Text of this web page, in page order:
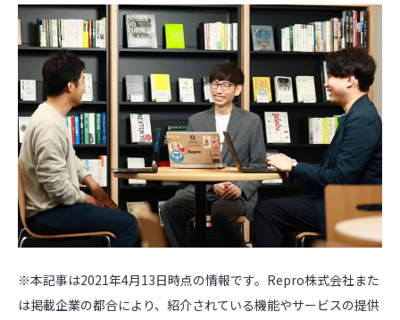
※本記事は2021年4月13日時点の情報です。Repro株式会社また
は掲載企業の都合により、紹介されている機能やサービスの提供